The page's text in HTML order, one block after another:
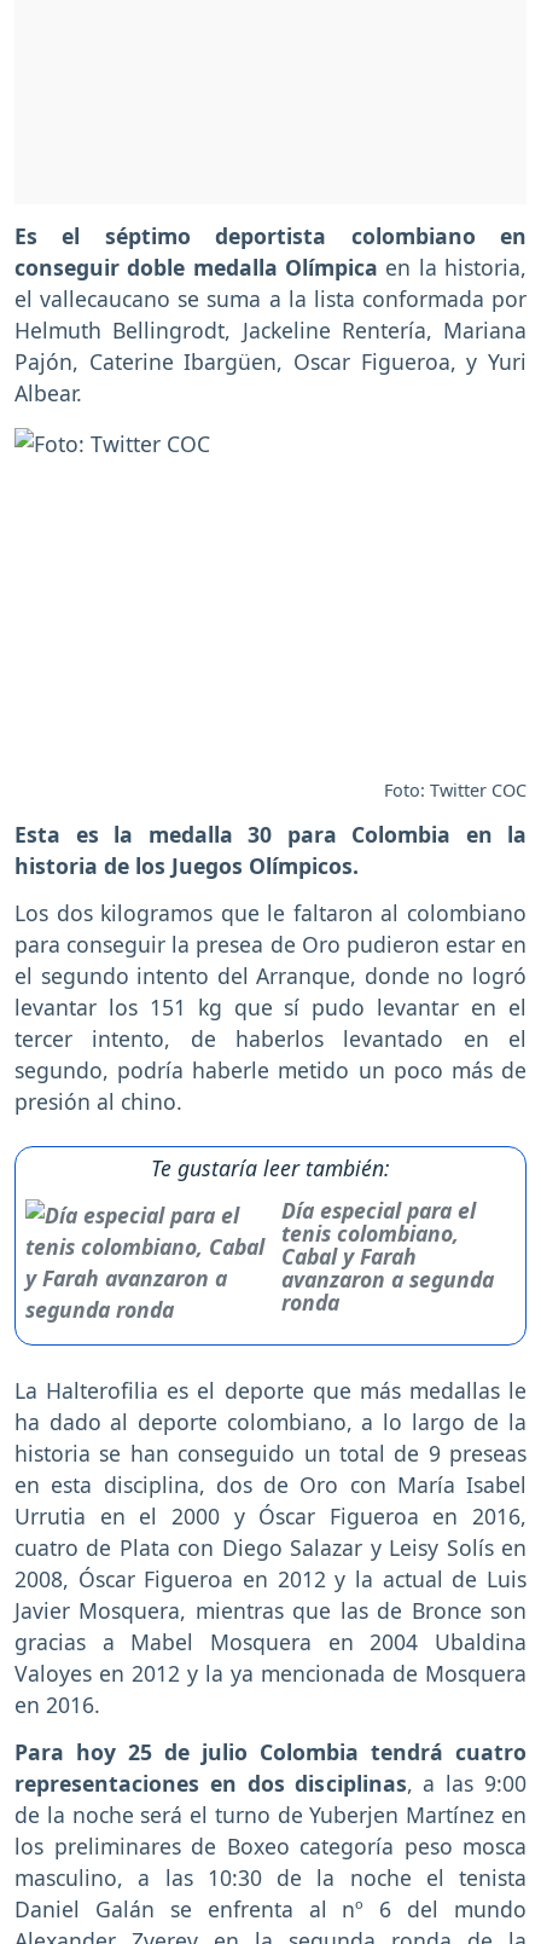
Es el séptimo deportista colombiano en
conseguir doble medalla Olímpica en la historia,
el vallecaucano se suma a la lista conformada por
Helmuth Bellingrodt, Jackeline Rentería, Mariana
Pajón, Caterine Ibargüen, Oscar Figueroa, y Yuri
Albear.
Foto: Twitter COC
Esta es la medalla 30 para Colombia en la
historia de los Juegos Olímpicos.
Los dos kilogramos que le faltaron al colombiano
para conseguir la presea de Oro pudieron estar en
el segundo intento del Arranque, donde no logró
levantar los 151 kg que sí pudo levantar en el
tercer intento, de haberlos levantado en el
segundo, podría haberle metido un poco más de
presión al chino.
Te gustaría leer también:
Día especial para el
tenis colombiano,
Cabal y Farah
avanzaron a segunda
ronda
La Halterofilia es el deporte que más medallas le
ha dado al deporte colombiano, a lo largo de la
historia se han conseguido un total de 9 preseas
en esta disciplina, dos de Oro con María Isabel
Urrutia en el 2000 y Óscar Figueroa en 2016,
cuatro de Plata con Diego Salazar y Leisy Solís en
2008, Óscar Figueroa en 2012 y la actual de Luis
Javier Mosquera, mientras que las de Bronce son
gracias a Mabel Mosquera en 2004 Ubaldina
Valoyes en 2012 y la ya mencionada de Mosquera
en 2016.
Para hoy 25 de julio Colombia tendrá cuatro
representaciones en dos disciplinas, a las 9:00
de la noche será el turno de Yuberjen Martínez en
los preliminares de Boxeo categoría peso mosca
masculino, a las 10:30 de la noche el tenista
Daniel Galán se enfrenta al nº 6 del mundo